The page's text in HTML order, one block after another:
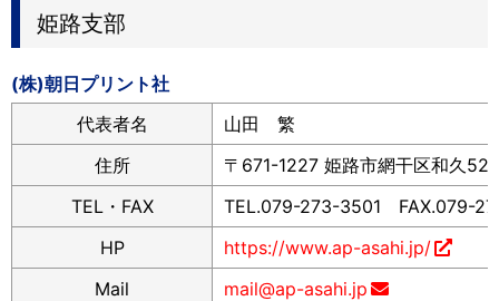
姫路支部
(株)朝日プリント社
代表者名
山田 繁
住所
〒671-1227 姫路市網干区和久529
TEL・FAX
TEL.079-273-3501 FAX.079-
HP
https://www.ap-asahi.jp/
Mail
mail@ap-asahi.jp